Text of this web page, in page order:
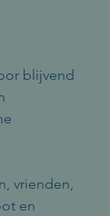
blijvend
vrienden,
en